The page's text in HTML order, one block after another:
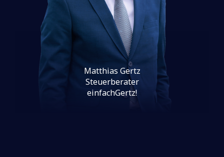
Matthias Gertz
Steuerberater
einfachGertz!